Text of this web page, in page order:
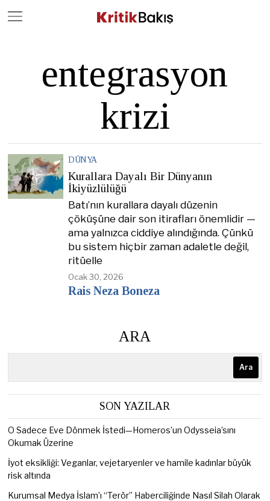
entegrasyon
krizi
DÜNYA
Kurallara Dayalı Bir Dünyanın
İkiyüzlülüğü
Batı’nın kurallara dayalı düzenin
çöküşüne dair son itirafları önemlidir —
ama yalnızca ciddiye alındığında. Çünkü
bu sistem hiçbir zaman adaletle değil,
ritüelle
Ocak 30, 2026
Rais Neza Boneza
ARA
Ara
SON YAZILAR
O Sadece Eve Dönmek İstedi—Homeros’un Odysseia’sını
Okumak Üzerine
İyot eksikliği: Veganlar, vejetaryenler ve hamile kadınlar büyük
risk altında
Kurumsal Medya İslam’ı “Terör” Haberciliğinde Nasıl Silah Olarak